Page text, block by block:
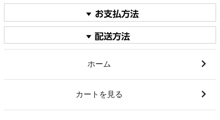
ホーム
カートを見る